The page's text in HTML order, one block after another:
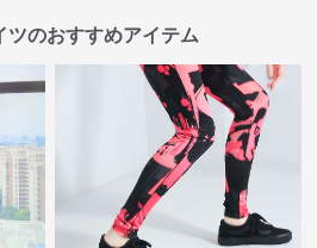
ツのおすすめアイテム